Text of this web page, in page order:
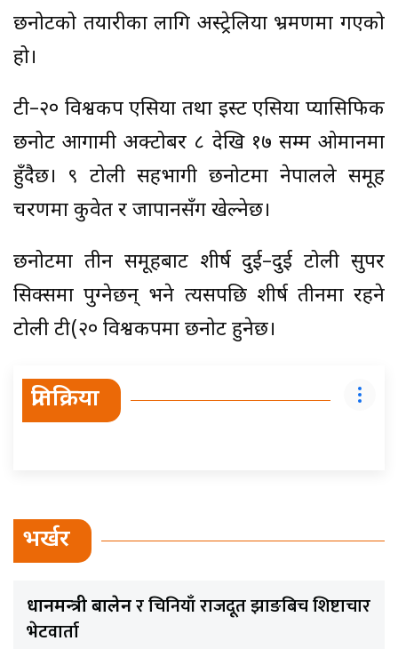
छनोटको तयारीका लागि अस्ट्रेलिया भ्रमणमा गएको
हो।
टी–२० विश्वकप एसिया तथा इस्ट एसिया प्यासिफिक
छनोट आगामी अक्टोबर ८ देखि १७ सम्म ओमानमा
हुँदैछ। ९ टोली सहभागी छनोटमा नेपालले समूह
चरणमा कुवेत र जापानसँग खेल्नेछ।
छनोटमा तीन समूहबाट शीर्ष दुई–दुई टोली सुपर
सिक्समा पुग्नेछन् भने त्यसपछि शीर्ष तीनमा रहने
टोली टी(२० विश्वकपमा छनोट हुनेछ।
प्रतिक्रिया
भर्खर
प्रधानमन्त्री बालेनर चिनियाँ राजदूत झाङबिच शिष्टाचार
भेटवार्ता